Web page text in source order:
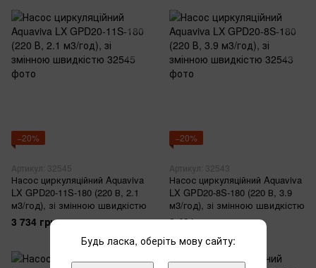
−20%
Артикул: 32545
Насос циркуляційний Aquaviva
LX GPD20-11S-180 (220 В, 2.1
м3/год), зі змінною швидкістю
3 734 грн 4 668 грн
−20%
Артикул: 32543
Насос циркуляційний Aquaviva
LX GPD20-8S-180 (220 В, 3.9
м3/год), зі змінною швидкістю
3 431 грн 4 289 грн
Будь ласка, оберіть мову сайту: